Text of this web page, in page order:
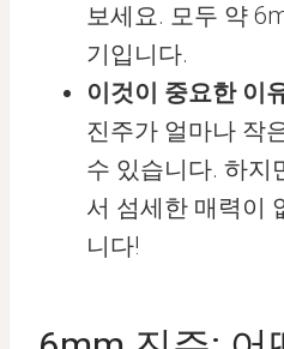
보세요. 모두 약
기입니다.
이것이 중요한 이
진주가 얼마나 작
수 있습니다. 하지
서 섬세한 매력이
니다!